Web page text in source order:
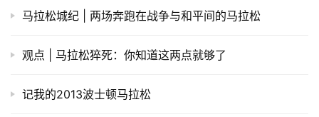
马拉松城纪 | 两场奔跑在战争与和平间的马拉松
观点 | 马拉松猝死：你知道这两点就够了
记我的2013波士顿马拉松